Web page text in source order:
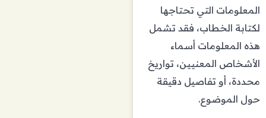
المعلومات التي تحتاجها
لكتابة الخطاب، فقد تشمل
هذه المعلومات أسماء
الأشخاص المعنيين، تواريخ
محددة، أو تفاصيل دقيقة
حول الموضوع.